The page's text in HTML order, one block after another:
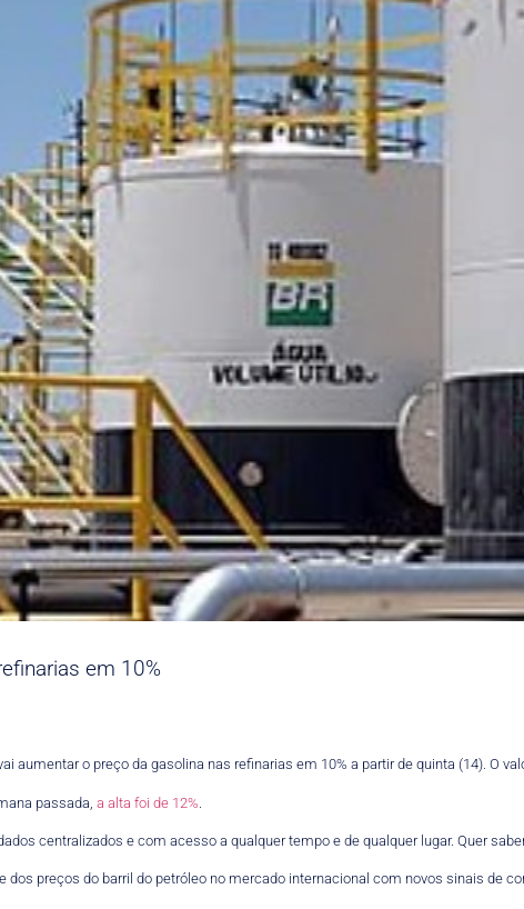
em 10%
aumentar o preço da gasolina nas refinarias em 10% a partir de quinta (14). O
passada,a alta foi de 12%
centralizados e com acesso a qualquer tempo e de qualquer lugar. Quer
preços do barril do petróleo no mercado internacional com novos sinais de